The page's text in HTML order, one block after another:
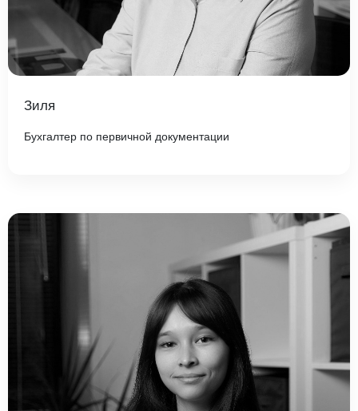
Зиля
Бухгалтер по первичной документации